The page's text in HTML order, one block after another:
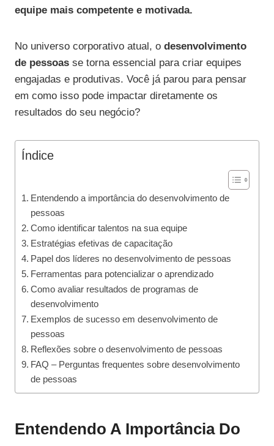
equipe mais competente e motivada.
No universo corporativo atual, o desenvolvimento
de pessoas se torna essencial para criar equipes
engajadas e produtivas. Você já parou para pensar
em como isso pode impactar diretamente os
resultados do seu negócio?
Índice
Entendendo a importância do desenvolvimento de
pessoas
Como identificar talentos na sua equipe
Estratégias efetivas de capacitação
Papel dos líderes no desenvolvimento de pessoas
Ferramentas para potencializar o aprendizado
Como avaliar resultados de programas de
desenvolvimento
Exemplos de sucesso em desenvolvimento de
pessoas
Reflexões sobre o desenvolvimento de pessoas
FAQ – Perguntas frequentes sobre desenvolvimento
de pessoas
Entendendo A Importância Do